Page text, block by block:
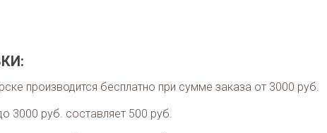
производится бесплатно при сумме заказа от 3000 руб.
3000 руб. составляет 500 руб.